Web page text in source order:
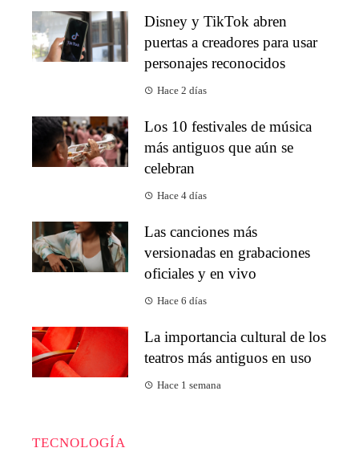
Disney y TikTok abren
puertas a creadores para usar
personajes reconocidos
Hace 2 días
Los 10 festivales de música
más antiguos que aún se
celebran
Hace 4 días
Las canciones más
versionadas en grabaciones
oficiales y en vivo
Hace 6 días
La importancia cultural de los
teatros más antiguos en uso
Hace 1 semana
TECNOLOGÍA